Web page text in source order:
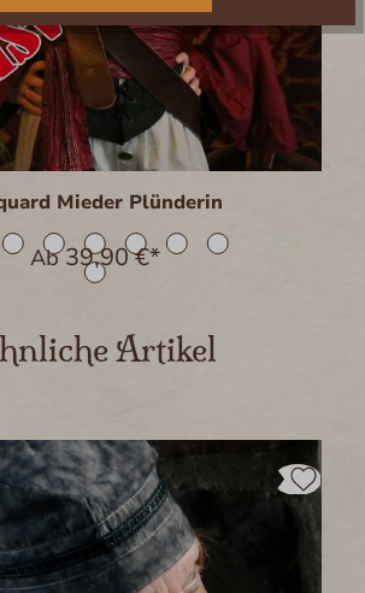
Mieder Plünderin
Ab39,90 €*
Artikel